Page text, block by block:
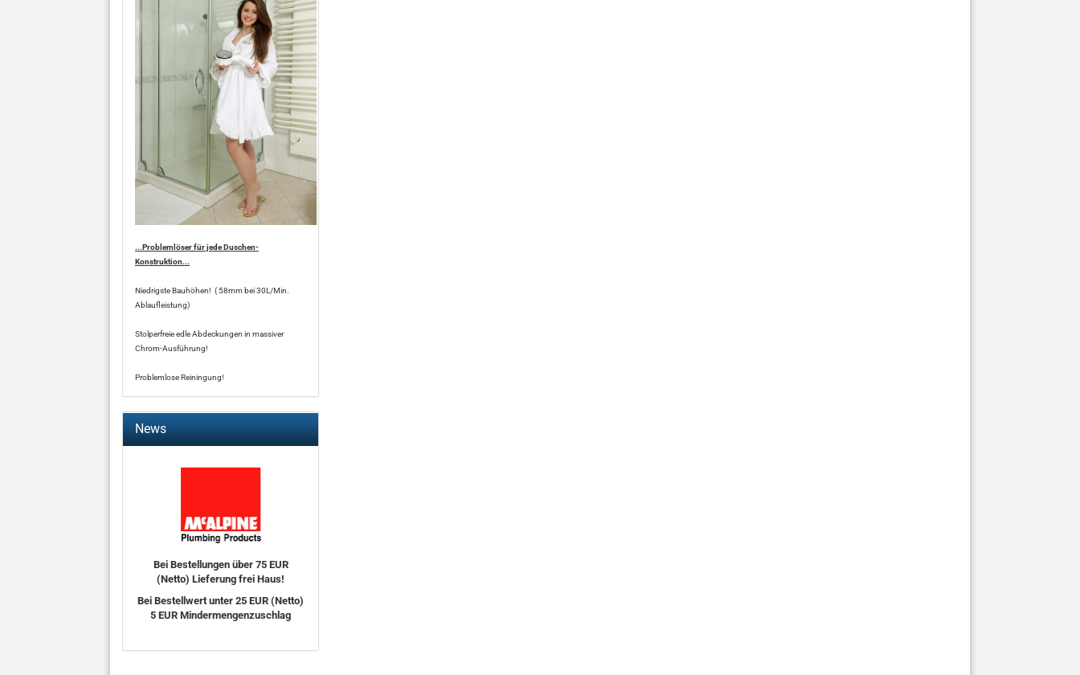
...Problemlöser für jede Duschen-
Konstruktion...
Niedrigste Bauhöhen! ( 58mm bei 30L/Min.
Ablaufleistung)
Stolperfreie edle Abdeckungen in massiver
Chrom-Ausführung!
Problemlose Reiningung!
News
Bei Bestellungen über 75 EUR
(Netto) Lieferung frei Haus!
Bei Bestellwert unter 25 EUR (Netto)
5 EUR Mindermengenzuschlag